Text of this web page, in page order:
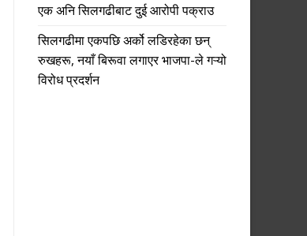
एक अनि सिलगढीबाट दुई आरोपी पक्राउ
सिलगढीमा एकपछि अर्को लडिरहेका छन्
रुखहरू, नयाँ बिरूवा लगाएर भाजपा-ले गऱ्यो
विरोध प्रदर्शन